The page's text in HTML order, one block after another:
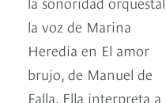
la voz de Marina
Heredia en El amor
brujo, de Manuel de
Falla. Ella interpreta a